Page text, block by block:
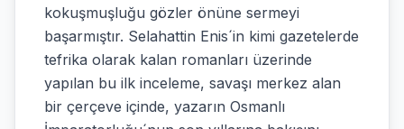
kokuşmuşluğu gözler önüne sermeyi
başarmıştır. Selahattin Enis´in kimi gazetelerde
tefrika olarak kalan romanları üzerinde
yapılan bu ilk inceleme, savaşı merkez alan
bir çerçeve içinde, yazarın Osmanlı